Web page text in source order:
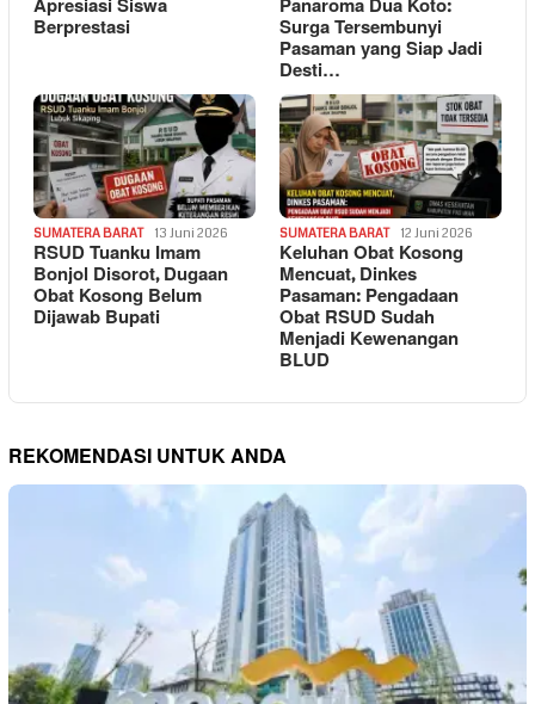
Apresiasi Siswa
Berprestasi
Panaroma Dua Koto:
Surga Tersembunyi
Pasaman yang Siap Jadi
Desti…
SUMATERA BARAT 13 Juni 2026
RSUD Tuanku Imam
Bonjol Disorot, Dugaan
Obat Kosong Belum
Dijawab Bupati
SUMATERA BARAT 12 Juni 2026
Keluhan Obat Kosong
Mencuat, Dinkes
Pasaman: Pengadaan
Obat RSUD Sudah
Menjadi Kewenangan
BLUD
REKOMENDASI UNTUK ANDA